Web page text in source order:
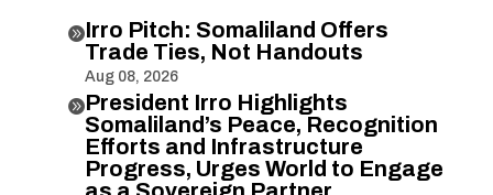
Irro Pitch: Somaliland Offers
Trade Ties, Not Handouts
Aug 08, 2026
President Irro Highlights
Somaliland’s Peace, Recognition
Efforts and Infrastructure
Progress, Urges World to Engage